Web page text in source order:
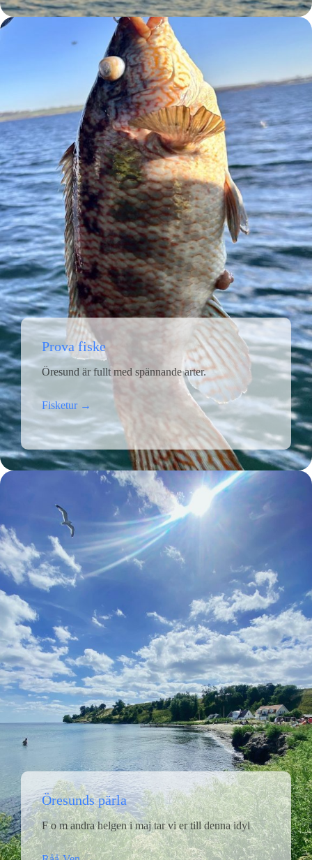
Prova fiske
Öresund är fullt med spännande arter.
Fisketur →
Öresunds pärla
F o m andra helgen i maj tar vi er till denna idyl